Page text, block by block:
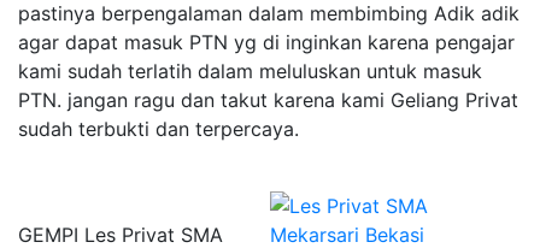
pastinya berpengalaman dalam membimbing Adik adik
agar dapat masuk PTN yg di inginkan karena pengajar
kami sudah terlatih dalam meluluskan untuk masuk
PTN. jangan ragu dan takut karena kami Geliang Privat
sudah terbukti dan terpercaya.
GEMPI Les Privat SMA